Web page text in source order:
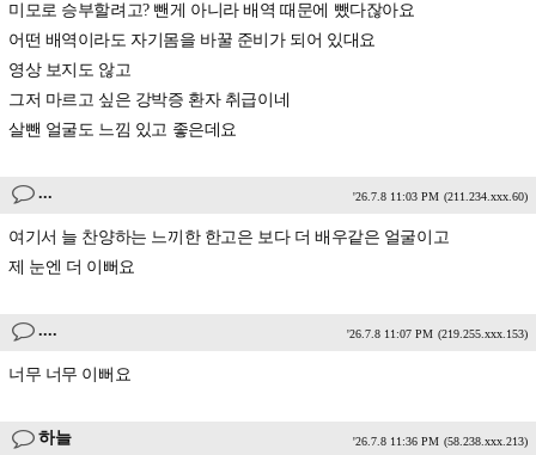
미모로 승부할려고? 뺀게 아니라 배역 때문에 뺐다잖아요
어떤 배역이라도 자기몸을 바꿀 준비가 되어 있대요
영상 보지도 않고
그저 마르고 싶은 강박증 환자 취급이네
살뺀 얼굴도 느낌 있고 좋은데요
... '26.7.8 11:03 PM (211.234.xxx.60)
여기서 늘 찬양하는 느끼한 한고은 보다 더 배우같은 얼굴이고
제 눈엔 더 이뻐요
.... '26.7.8 11:07 PM (219.255.xxx.153)
너무 너무 이뻐요
하늘 '26.7.8 11:36 PM (58.238.xxx.213)